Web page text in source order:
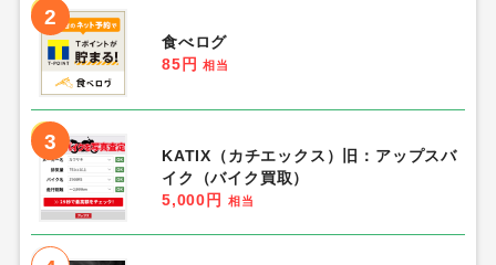
2
食べログ
85円
相当
3
KATIX（カチエックス）旧：アップスバ
イク（バイク買取）
5,000円
相当